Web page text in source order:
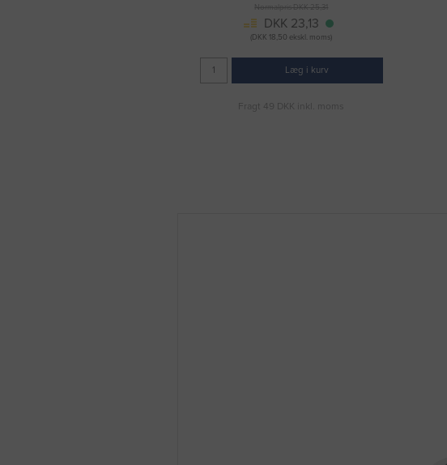
Normalpris DKK 25,31
DKK 23,13
(DKK 18,50 ekskl. moms)
Læg i kurv
Fragt 49 DKK inkl. moms